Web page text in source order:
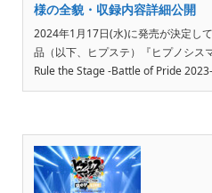
様の全貌・収録内容詳細公開
2024年1月17日(水)に発売が決定し
品（以下、ヒプステ）『ヒプノシス
Rule the Stage -Battle of Pride